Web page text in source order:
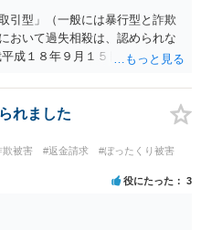
引型」（一般には暴行型と詐欺
おいて過失相殺は、認められな
成１８年９月１５日裁判例 裁判
者同士の損害の公平な分担調整
法行為の場合にはなじまないも
の不法行為は、加害者が悪意を
るものであり、根本的に被害者
基盤を欠く上、取引的不法行為
者の落ち度或いは弱み、不意、
愚昧等に対して向けられ、それ
が加害者の思惑どおりに落ち度
れました
欺被害 #返金請求
#ぼったくり被害
役にたった 3